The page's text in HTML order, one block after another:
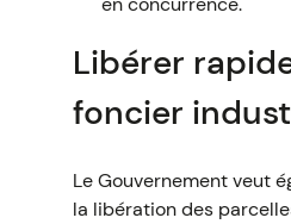
Libérer
foncier
Le Gouvernement veut
la libération des